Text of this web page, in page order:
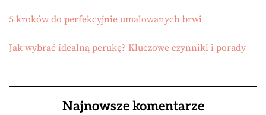
5 kroków do perfekcyjnie umalowanych brwi
Jak wybrać idealną perukę? Kluczowe czynniki i porady
Najnowsze komentarze